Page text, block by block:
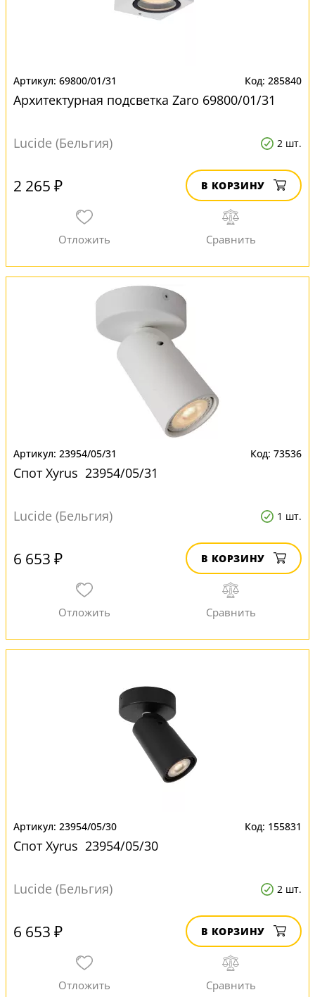
69800/01/31 285840
Архитектурная подсветка Zaro 69800/01/31
Lucide (Бельгия) 2 шт.
2 265 ₽ В КОРЗИНУ
23954/05/31 73536
Спот Xyrus 23954/05/31
Lucide (Бельгия) 1 шт.
6 653 ₽ В КОРЗИНУ
23954/05/30 155831
Спот Xyrus 23954/05/30
Lucide (Бельгия) 2 шт.
6 653 ₽ В КОРЗИНУ